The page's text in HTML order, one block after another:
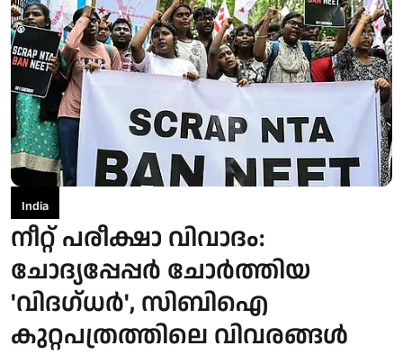
India
നീറ്റ് പരീക്ഷാ വിവാദം:
ചോദ്യപ്പേപ്പർ ചോർത്തിയ
'വിദഗ്ധർ', സിബിഐ
കുറ്റപത്രത്തിലെ വിവരങ്ങൾ